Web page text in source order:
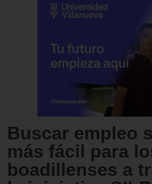
Buscar empleo
más fácil para
boadillenses a